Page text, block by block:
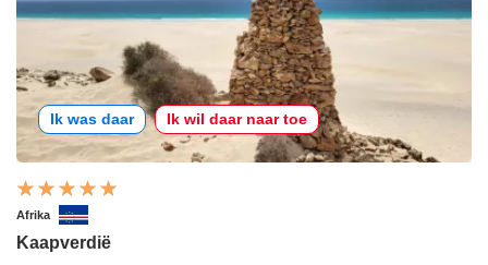
Ik was daar Ik wil daar naar toe
Afrika
Kaapverdië